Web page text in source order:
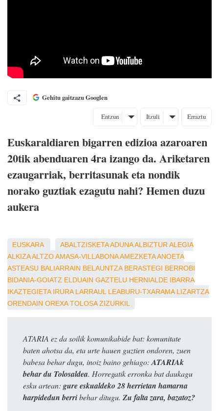
Gehitu gaitzazu Googlen
Entzun Itzuli Erraztu
Euskaraldiaren bigarren edizioa azaroaren
20tik abenduaren 4ra izango da. Ariketaren
ezaugarriak, berritasunak eta nondik
norako guztiak ezagutu nahi? Hemen duzu
aukera
EUSKARA ABALTZISKETAADUNAALBIZTURALEGIA
ALKIZAALTZOAMASA-VILLABONAAMEZKETAANOETA
ASTEASU BALIARRAIN BELAUNTZA BERASTEGI BERROBI
BIDANIA-GOIATZ ELDUAIN GAZTELU HERNIALDE IBARRA
IKAZTEGIETA IRURA LARRAUL LEABURU-TXARAMA LIZARTZA
ORENDAIN OREXA TOLOSA ZIZURKIL
ATARIA ez da soilik komunikabide bat: komunitate
baten ahotsa da, eta urte hauen guztien ondoren, zuen
babesa behar dugu, inoiz baino gehiago:ATARIAk
behar du Tolosaldea. Horregatik erronka bat daukagu
esku artean: gure eskualdeko 28 herrietan hamarna
harpidedun berribehar ditugu. Zu falta zara, bazatoz?